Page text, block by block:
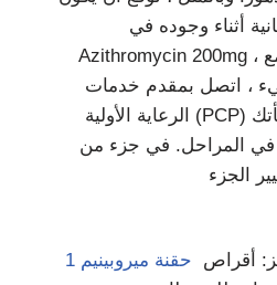
أثناء وجوده في
Azithromycin 200mg ، لا توقف دورة الترتيب. مع
، اتصل بمقدم خدمات
الرعاية الأولية (PCP) الخاص بتجربتك أثناء نشأتك
المراحل. في جزء من
أقراص
حقنة ميروبينيم 1